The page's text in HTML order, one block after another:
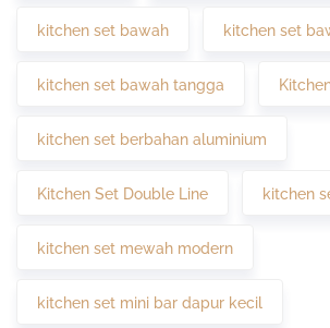
kitchen set bawah kitchen set
kitchen set bawah tangga
kitchen set berbahan aluminium
Kitchen Set Double Line kitchen
kitchen set mewah modern
kitchen set mini bar dapur kecil